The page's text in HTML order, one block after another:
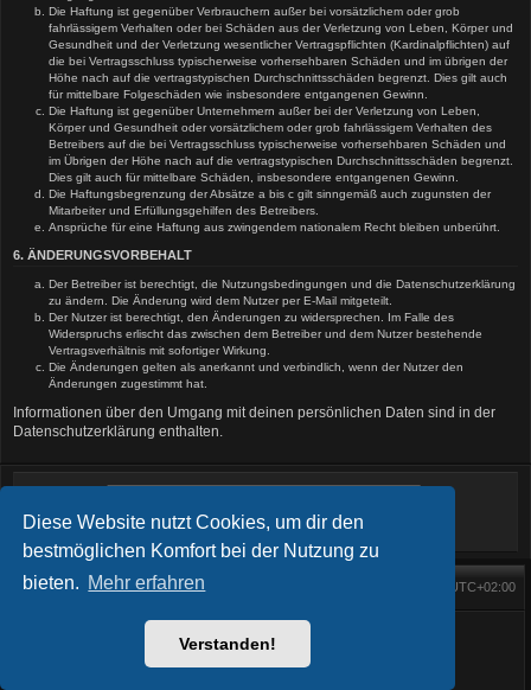
Diese Website nutzt Cookies, um dir den
bestmöglichen Komfort bei der Nutzung zu
bieten. Mehr erfahren
Verstanden!
Die Haftung ist gegenüber Verbrauchern außer bei vorsätzlichem oder grob
fahrlässigem Verhalten oder bei Schäden aus der Verletzung von Leben, Körper und
Gesundheit und der Verletzung wesentlicher Vertragspflichten (Kardinalpflichten) auf
die bei Vertragsschluss typischerweise vorhersehbaren Schäden und im übrigen der
Höhe nach auf die vertragstypischen Durchschnittsschäden begrenzt. Dies gilt auch
für mittelbare Folgeschäden wie insbesondere entgangenen Gewinn.
Die Haftung ist gegenüber Unternehmern außer bei der Verletzung von Leben,
Körper und Gesundheit oder vorsätzlichem oder grob fahrlässigem Verhalten des
Betreibers auf die bei Vertragsschluss typischerweise vorhersehbaren Schäden und
im Übrigen der Höhe nach auf die vertragstypischen Durchschnittsschäden begrenzt.
Dies gilt auch für mittelbare Schäden, insbesondere entgangenen Gewinn.
Die Haftungsbegrenzung der Absätze a bis c gilt sinngemäß auch zugunsten der
Mitarbeiter und Erfüllungsgehilfen des Betreibers.
Ansprüche für eine Haftung aus zwingendem nationalem Recht bleiben unberührt.
6. ÄNDERUNGSVORBEHALT
Der Betreiber ist berechtigt, die Nutzungsbedingungen und die Datenschutzerklärung
zu ändern. Die Änderung wird dem Nutzer per E-Mail mitgeteilt.
Der Nutzer ist berechtigt, den Änderungen zu widersprechen. Im Falle des
Widerspruchs erlischt das zwischen dem Betreiber und dem Nutzer bestehende
Vertragsverhältnis mit sofortiger Wirkung.
Die Änderungen gelten als anerkannt und verbindlich, wenn der Nutzer den
Änderungen zugestimmt hat.
Informationen über den Umgang mit deinen persönlichen Daten sind in der
Datenschutzerklärung enthalten.
Startseite Foren-Übersicht UTC+02:00
® Forum Software © phpBB Limited
FanFanlaTuFlippe
Deutsche Übersetzung durchphpBB.de